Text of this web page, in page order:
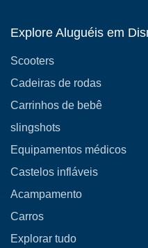
Explore Aluguéis em
Scooters
Cadeiras de rodas
Carrinhos de bebê
slingshots
Equipamentos médicos
Castelos infláveis
Acampamento
Carros
Explorar tudo